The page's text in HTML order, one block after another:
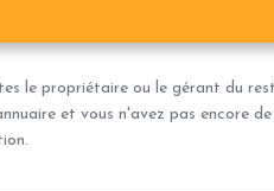
le propriétaire ou le gérant du
et vous n'avez pas encore